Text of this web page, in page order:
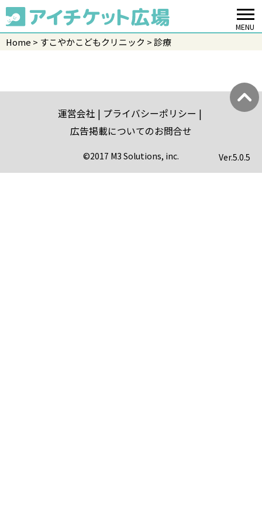
MENU
Home すこやかこどもクリニック 診療
運営会社
プライバシーポリシー
広告掲載についてのお問合せ
©2017 M3 Solutions, inc. Ver.5.0.5